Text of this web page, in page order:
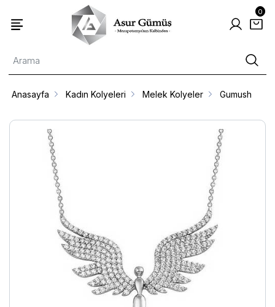
0
Anasayfa Kadın Kolyeleri Melek Kolyeler Gumush